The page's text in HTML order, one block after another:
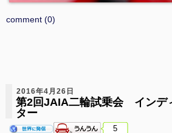
comment (0)
2016年4月26日
第2回JAIA二輪試乗会 イン
ター
5